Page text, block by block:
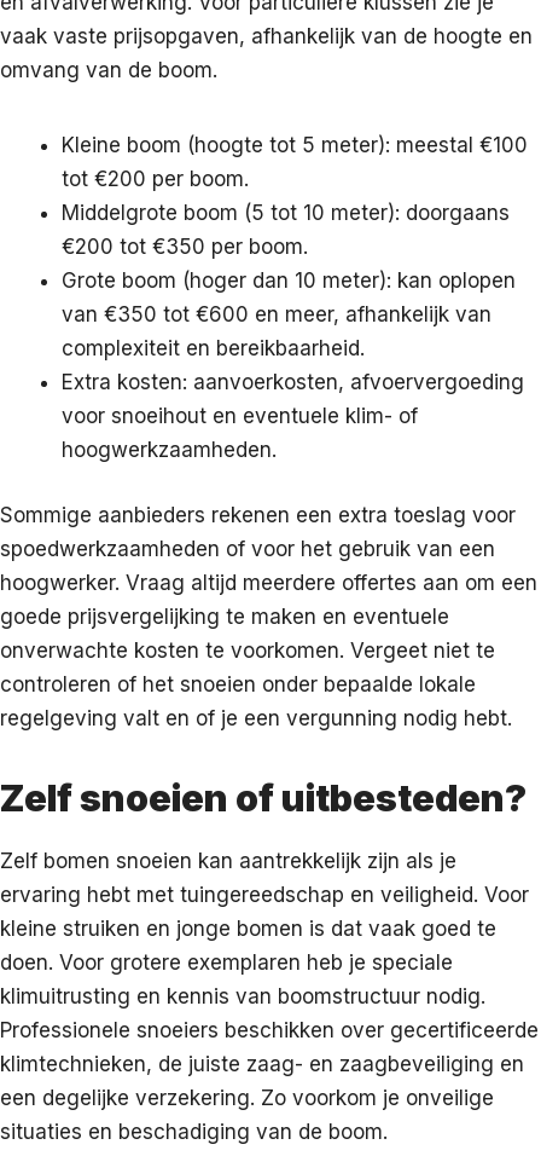
vaak vaste prijsopgaven, afhankelijk van de hoogte en
omvang van de boom.
Kleine boom (hoogte tot 5 meter): meestal €100
tot €200 per boom.
Middelgrote boom (5 tot 10 meter): doorgaans
€200 tot €350 per boom.
Grote boom (hoger dan 10 meter): kan oplopen
van €350 tot €600 en meer, afhankelijk van
complexiteit en bereikbaarheid.
Extra kosten: aanvoerkosten, afvoervergoeding
voor snoeihout en eventuele klim- of
hoogwerkzaamheden.
Sommige aanbieders rekenen een extra toeslag voor
spoedwerkzaamheden of voor het gebruik van een
hoogwerker. Vraag altijd meerdere offertes aan om een
goede prijsvergelijking te maken en eventuele
onverwachte kosten te voorkomen. Vergeet niet te
controleren of het snoeien onder bepaalde lokale
regelgeving valt en of je een vergunning nodig hebt.
Zelf snoeien of uitbesteden?
Zelf bomen snoeien kan aantrekkelijk zijn als je
ervaring hebt met tuingereedschap en veiligheid. Voor
kleine struiken en jonge bomen is dat vaak goed te
doen. Voor grotere exemplaren heb je speciale
klimuitrusting en kennis van boomstructuur nodig.
Professionele snoeiers beschikken over gecertificeerde
klimtechnieken, de juiste zaag- en zaagbeveiliging en
een degelijke verzekering. Zo voorkom je onveilige
situaties en beschadiging van de boom.